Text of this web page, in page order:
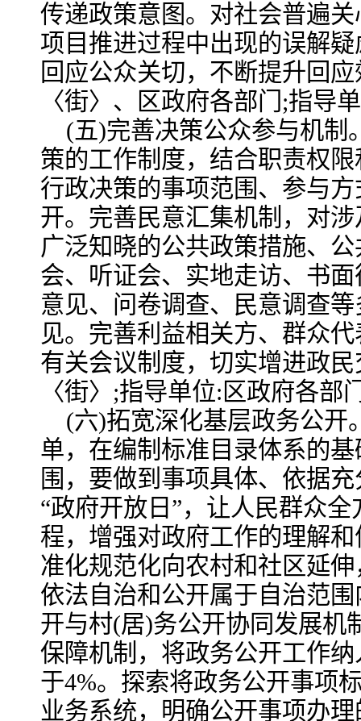
传递政策意图。对社会普遍
项目推进过程中出现的误解
回应公众关切，不断提升回
〈街〉、区政府各部门;指导
(五)完善决策公众参与机制
策的工作制度，结合职责权
行政决策的事项范围、参与
开。完善民意汇集机制，对
广泛知晓的公共政策措施、
会、听证会、实地走访、书
意见、问卷调查、民意调查
见。完善利益相关方、群众
有关会议制度，切实增进政
〈街〉;指导单位:区政府各部
(六)拓宽深化基层政务公开
单，在编制标准目录体系的
围，要做到事项具体、依据
“政府开放日”，让人民群众
程，增强对政府工作的理解
准化规范化向农村和社区延
依法自治和公开属于自治范
开与村(居)务公开协同发展机
保障机制，将政务公开工作
于4%。探索将政务公开事项
业务系统，明确公开事项办